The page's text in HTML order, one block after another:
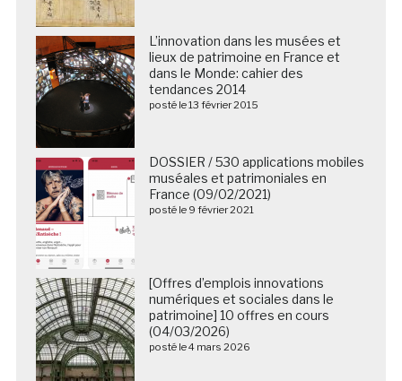
L’innovation dans les musées et
lieux de patrimoine en France et
dans le Monde: cahier des
tendances 2014
posté le 13 février 2015
DOSSIER / 530 applications mobiles
muséales et patrimoniales en
France (09/02/2021)
posté le 9 février 2021
[Offres d’emplois innovations
numériques et sociales dans le
patrimoine] 10 offres en cours
(04/03/2026)
posté le 4 mars 2026